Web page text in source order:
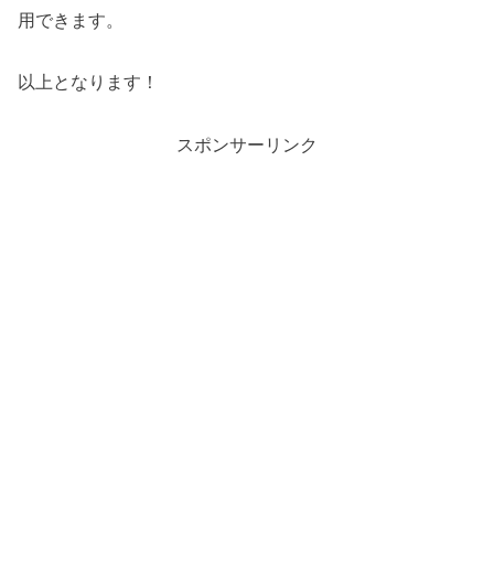
用できます。
以上となります！
スポンサーリンク